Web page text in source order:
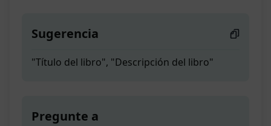
Sugerencia
"Título del libro", "Descripción del libro"
Pregunte a